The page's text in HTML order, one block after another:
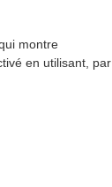
montre
en utilisant, par